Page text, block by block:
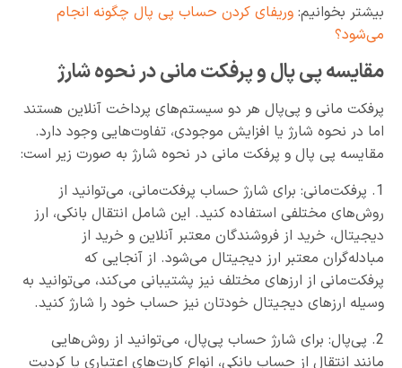
بیشتر بخوانیم: وریفای کردن حساب پی پال چگونه انجام
می‌شود؟
مقایسه پی پال و پرفکت مانی در نحوه شارژ
پرفکت مانی و پی‌پال هر دو سیستم‌های پرداخت آنلاین هستند
اما در نحوه شارژ یا افزایش موجودی، تفاوت‌هایی وجود دارد.
مقایسه پی پال و پرفکت مانی در نحوه شارژ به صورت زیر است:
1. پرفکت‌مانی: برای شارژ حساب پرفکت‌مانی، می‌توانید از
روش‌های مختلفی استفاده کنید. این شامل انتقال بانکی، ارز
دیجیتال، خرید از فروشندگان معتبر آنلاین و خرید از
مبادله‌گران معتبر ارز دیجیتال می‌شود. از آنجایی که
پرفکت‌مانی از ارزهای مختلف نیز پشتیبانی می‌کند، می‌توانید به
وسیله ارزهای دیجیتال خودتان نیز حساب خود را شارژ کنید.
2. پی‌پال: برای شارژ حساب پی‌پال، می‌توانید از روش‌هایی
مانند انتقال از حساب بانکی، انواع کارت‌های اعتباری یا کردیت